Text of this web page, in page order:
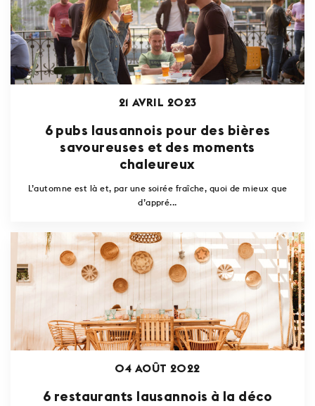
21 AVRIL 2023
6 pubs lausannois pour des bières
savoureuses et des moments
chaleureux
L’automne est là et, par une soirée fraîche, quoi de mieux que
d’appré...
04 AOÛT 2022
6 restaurants lausannois à la déco